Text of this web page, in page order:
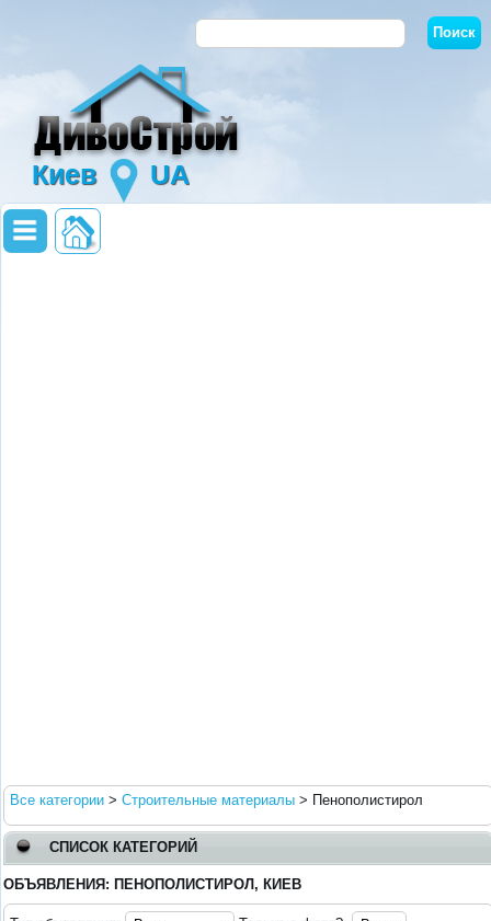
Киев UA
Все категории > Строительные материалы > Пенополистирол
СПИСОК КАТЕГОРИЙ
ОБЪЯВЛЕНИЯ: ПЕНОПОЛИСТИРОЛ, КИЕВ